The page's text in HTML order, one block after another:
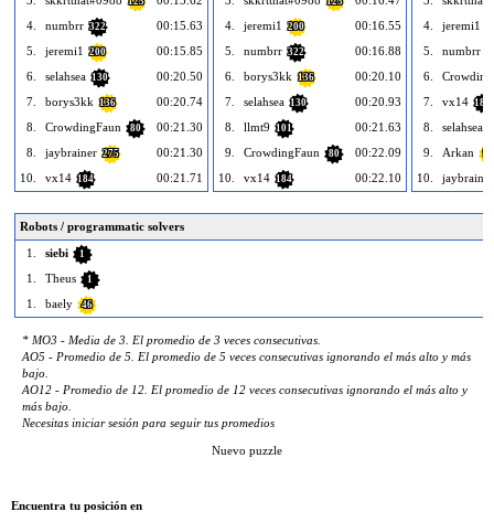
4.
numbrr 322
00:15.63
5.
jeremi1 200
00:15.85
6.
selahsea 130
00:20.50
7.
borys3kk 136
00:20.74
8.
CrowdingFaun 80
00:21.30
8.
jaybrainer 275
00:21.30
10.
vx14 184 00:21.71
4.
jeremi1 200
00:16.55
5.
numbrr 322
00:16.88
6.
borys3kk 136
00:20.10
7.
selahsea 130
00:20.93
8.
llmt9 101
00:21.63
9.
CrowdingFaun 80
00:22.09
10.
vx14 184 00:22.10
4.
jeremi1
5. numbrr
6.
7.
vx14 184
8. selahsea
9. Arkan 99
10. jaybrainer
Robots / programmatic solvers
1.
siebi 1
1. Theus 1
1. baely 46
* MO3 - Media de 3. El promedio de 3 veces consecutivas.
AO5 - Promedio de 5. El promedio de 5 veces consecutivas ignorando el más alto y más
bajo.
AO12 - Promedio de 12. El promedio de 12 veces consecutivas ignorando el más alto y
más bajo.
Necesitas iniciar sesión para seguir tus promedios
Nuevo puzzle
Encuentra tu posición en